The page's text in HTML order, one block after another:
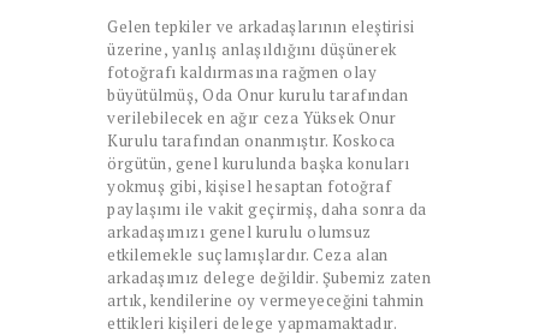
Gelen tepkiler ve arkadaşlarının eleştirisi
üzerine, yanlış anlaşıldığını düşünerek
fotoğrafı kaldırmasına rağmen olay
büyütülmüş, Oda Onur kurulu tarafından
verilebilecek en ağır ceza Yüksek Onur
Kurulu tarafından onanmıştır. Koskoca
örgütün, genel kurulunda başka konuları
yokmuş gibi, kişisel hesaptan fotoğraf
paylaşımı ile vakit geçirmiş, daha sonra da
arkadaşımızı genel kurulu olumsuz
etkilemekle suçlamışlardır. Ceza alan
arkadaşımız delege değildir. Şubemiz zaten
artık, kendilerine oy vermeyeceğini tahmin
ettikleri kişileri delege yapmamaktadır.